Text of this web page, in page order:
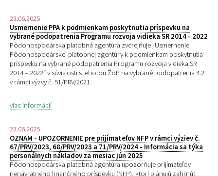
23.06.2025
Usmernenie PPA k podmienkam poskytnutia príspevku na
vybrané podopatrenia Programu rozvoja vidieka SR 2014 - 2022
Pôdohospodárska platobná agentúra zverejňuje „Usmernenie
Pôdohospodárskej platobnej agentúry k podmienkam poskytnutia
príspevku na vybrané podopatrenia Programu rozvoja vidieka SR
2014 – 2022“ v súvislosti s lehotou ŽoP na vybrané podopatrenia 4.2
v rámci výzvy č. 51/PRV/2021.
viac informácií
23.06.2025
OZNAM - UPOZORNENIE pre prijímateľov NFP v rámci výziev č.
67/PRV/2023, 68/PRV/2023 a 71/PRV/2024 - Informácia sa týka
personálnych nákladov za mesiac jún 2025
Pôdohospodárska platobná agentúra upozorňuje prijímateľov
nenávratného finančného príspevku (NFP), ktorí plánujú zahrnúť